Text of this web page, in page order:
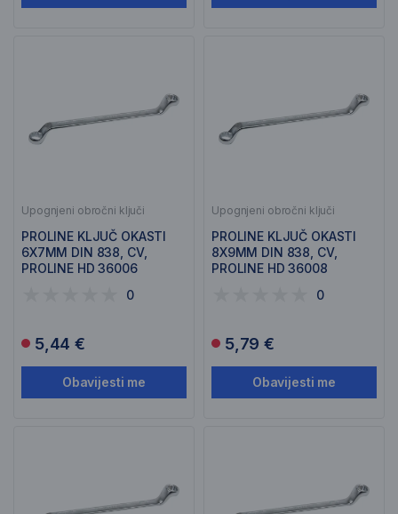
Upognjeni obročni ključi
PROLINE KLJUČ OKASTI
6X7MM DIN 838, CV,
PROLINE HD 36006
0
5,44 €
Obavijesti me
Upognjeni obročni ključi
PROLINE KLJUČ OKASTI
8X9MM DIN 838, CV,
PROLINE HD 36008
0
5,79 €
Obavijesti me